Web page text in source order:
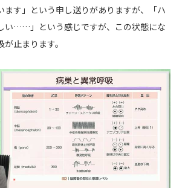
ます」という申し送りがありますが、「ハ
い……」という感じですが、この状態にな
止まります。